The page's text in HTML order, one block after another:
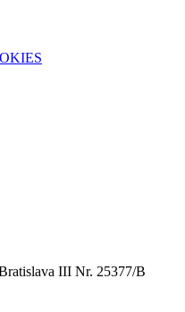
III Nr. 25377/B